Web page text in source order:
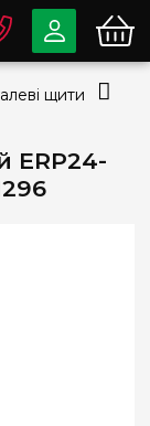
ERP24-
63-07
79-78
щити